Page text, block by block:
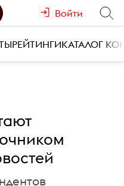
Войти
РЕЙТИНГИКАТАЛОГ